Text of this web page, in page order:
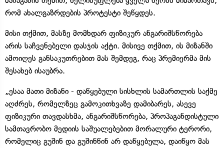
რომ ახალგაზრდების პროტესტი შეწყდეს.
მისი თქმით, მასზე მომხდარ ფიზიკურ ანგარიშსწორება
არის საჩვენებელი დასჯის აქტი. მისივე თქმით, ის მიზანში
ამოიღეს განსაკუთრებით მას შემდეგ, რაც პრემიერმა მის
შესახებ ისაუბრა.
„ესაა მათი მიზანი - დაწყებული სისხლის სამართლის საქმე
აღძრეს, რომელზეც გამოკითხვაზე დამიბარეს, ასევე
ფიზიკური თავდასხმა, ანგარიშსწორება, პროპაგანდისტული
სამთავრობო მედიის საშუალებებით მორალური ტერორი,
რომელიც გუშინ და გუშინწინ არ დაწყებულა, დაიწყო მას